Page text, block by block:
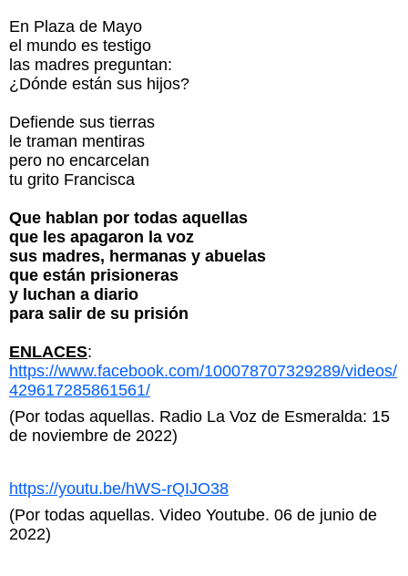
En Plaza de Mayo
el mundo es testigo
las madres preguntan:
¿Dónde están sus hijos?
Defiende sus tierras
le traman mentiras
pero no encarcelan
tu grito Francisca
Que hablan por todas aquellas
que les apagaron la voz
sus madres, hermanas y abuelas
que están prisioneras
y luchan a diario
para salir de su prisión
ENLACES:
https://www.facebook.com/100078707329289/videos/
429617285861561/
(Por todas aquellas. Radio La Voz de Esmeralda: 15
de noviembre de 2022)
https://youtu.be/hWS-rQIJO38
(Por todas aquellas. Video Youtube. 06 de junio de
2022)